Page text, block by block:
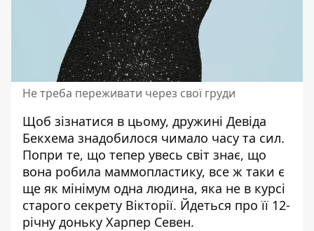
Не треба переживати через свої груди
Щоб зізнатися в цьому, дружині Девіда
Бекхема знадобилося чимало часу та сил.
Попри те, що тепер увесь світ знає, що
вона робила маммопластику, все ж таки є
ще як мінімум одна людина, яка не в курсі
старого секрету Вікторії. Йдеться про її 12-
річну доньку Харпер Севен.